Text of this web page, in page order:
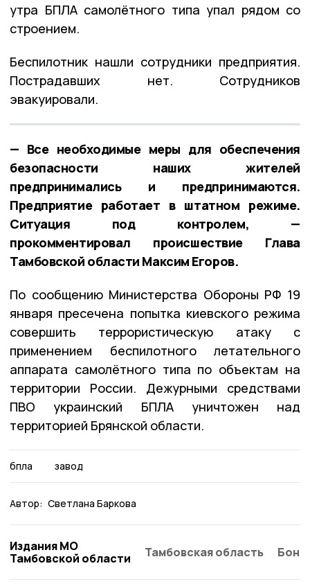
утра БПЛА самолётного типа упал рядом со
строением.
Беспилотник нашли сотрудники предприятия.
Пострадавших нет. Сотрудников
эвакуировали.
— Все необходимые меры для обеспечения
безопасности наших жителей
предпринимались и предпринимаются.
Предприятие работает в штатном режиме.
Ситуация под контролем, —
прокомментировал происшествие Глава
Тамбовской области Максим Егоров.
По сообщению Министерства Обороны РФ 19
января пресечена попытка киевского режима
совершить террористическую атаку c
применением беспилотного летательного
аппарата самолётного типа по объектам на
территории России. Дежурными средствами
ПВО украинский БПЛА уничтожен над
территорией Брянской области.
бпла завод
Автор: Светлана Баркова
Издания МО
Тамбовской области
Тамбовская область